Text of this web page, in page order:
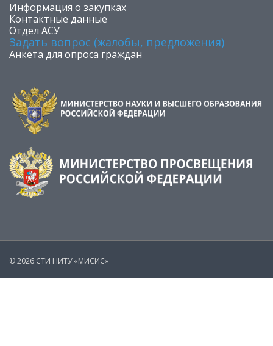
​Информация о закупках
Контактные данные
Отдел АСУ
Задать вопрос (жалобы, предложения)
Анкета для опроса граждан
© 2026 СТИ НИТУ «МИСИС»